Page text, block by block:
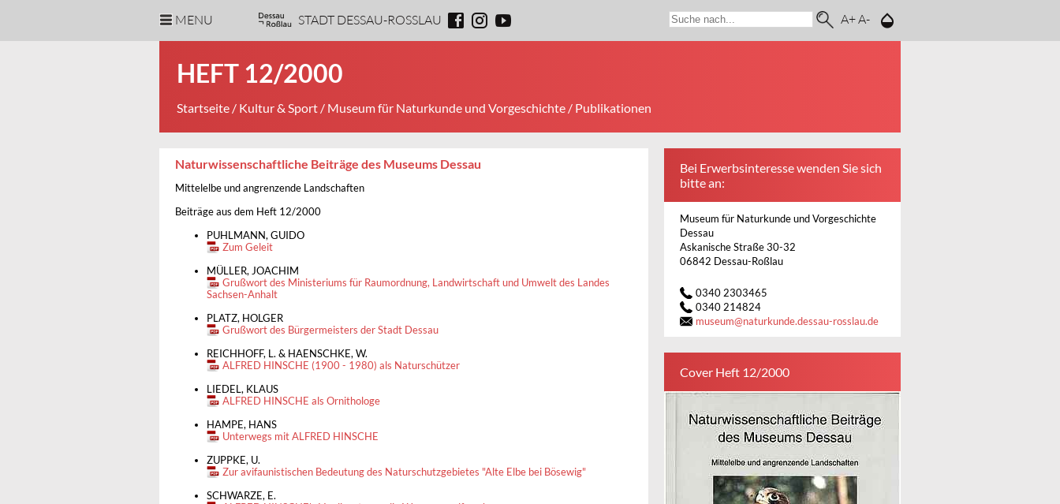
MENU STADT DESSAU-ROSSLAU A+A-
HEFT 12/2000
Startseite / Kultur & Sport / Museum für Naturkunde und Vorgeschichte / Publikationen
Naturwissenschaftliche Beiträge des Museums Dessau
Mittelelbe und angrenzende Landschaften
Beiträge aus dem Heft 12/2000
PUHLMANN, GUIDO
Zum Geleit
MÜLLER, JOACHIM
Grußwort des Ministeriums für Raumordnung, Landwirtschaft und Umwelt des Landes
Sachsen-Anhalt
PLATZ, HOLGER
Grußwort des Bürgermeisters der Stadt Dessau
REICHHOFF, L. & HAENSCHKE, W.
ALFRED HINSCHE (1900 - 1980) als Naturschützer
LIEDEL, KLAUS
ALFRED HINSCHE als Ornithologe
HAMPE, HANS
Unterwegs mit ALFRED HINSCHE
ZUPPKE, U.
Zur avifaunistischen Bedeutung des Naturschutzgebietes "Alte Elbe bei Bösewig"
SCHWARZE, E.
Bei Erwerbsinteresse wenden Sie sich
bitte an:
Museum für Naturkunde und Vorgeschichte
Dessau
Askanische Straße 30-32
06842 Dessau-Roßlau
0340 2303465
0340 214824
museum@naturkunde.dessau-rosslau.de
Cover Heft 12/2000